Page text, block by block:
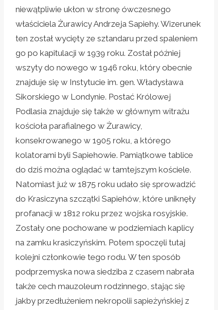
niewątpliwie ukłon w stronę ówczesnego
właściciela Żurawicy Andrzeja Sapiehy. Wizerunek
ten został wycięty ze sztandaru przed spaleniem
go po kapitulacji w 1939 roku. Został później
wszyty do nowego w 1946 roku, który obecnie
znajduje się w Instytucie im. gen. Władysława
Sikorskiego w Londynie. Postać Królowej
Podlasia znajduje się także w głównym witrażu
kościoła parafialnego w Żurawicy,
konsekrowanego w 1905 roku, a którego
kolatorami byli Sapiehowie. Pamiątkowe tablice
do dziś można oglądać w tamtejszym kościele.
Natomiast już w 1875 roku udało się sprowadzić
do Krasiczyna szczątki Sapiehów, które uniknęły
profanacji w 1812 roku przez wojska rosyjskie.
Zostały one pochowane w podziemiach kaplicy
na zamku krasiczyńskim. Potem spoczęli tutaj
kolejni członkowie tego rodu. W ten sposób
podprzemyska nowa siedziba z czasem nabrała
także cech mauzoleum rodzinnego, stając się
jakby przedłużeniem nekropolii sapieżyńskiej z